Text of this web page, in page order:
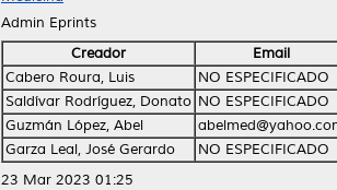
Admin Eprints
Creador
Email
Cabero Roura, Luis
NO ESPECIFICADO
Saldívar Rodríguez, Donato NO ESPECIFICADO
Guzmán López, Abel
Garza Leal, José Gerardo
NO ESPECIFICADO
23 Mar 2023 01:25